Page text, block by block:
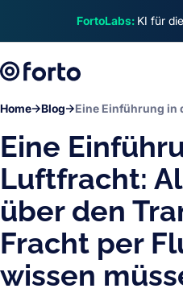
FortoLabs: KI für
Home Blog
Eine
Luftfracht:
über den
Fracht per
wissen